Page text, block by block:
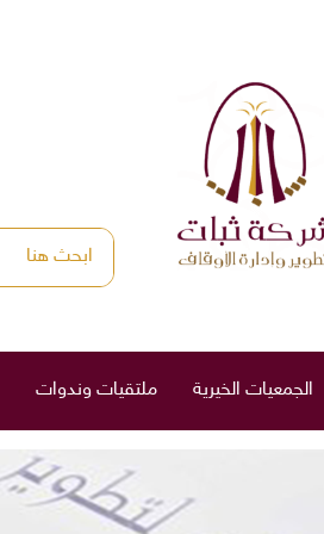
ادارة الأوقاف صناديق العائلة
الجمعيات الخيرية ملتقيات وندوات